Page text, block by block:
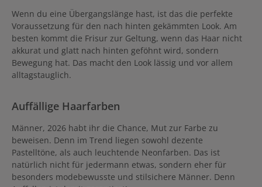
Wenn du eine Übergangslänge hast, ist das die perfekte
Voraussetzung für den nach hinten gekämmten Look. Am
besten kommt die Frisur zur Geltung, wenn das Haar nicht
akkurat und glatt nach hinten geföhnt wird, sondern
Bewegung hat. Das macht den Look lässig und vor allem
alltagstauglich.
Auffällige Haarfarben
Männer, 2026 habt ihr die Chance, Mut zur Farbe zu
beweisen. Denn im Trend liegen sowohl dezente
Pastelltöne, als auch leuchtende Neonfarben. Das ist
natürlich nicht für jedermann etwas, sondern eher für
besonders modebewusste und stilsichere Männer. Denn